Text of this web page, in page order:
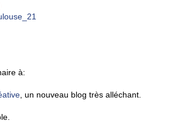
à:
, un nouveau blog très alléchant.